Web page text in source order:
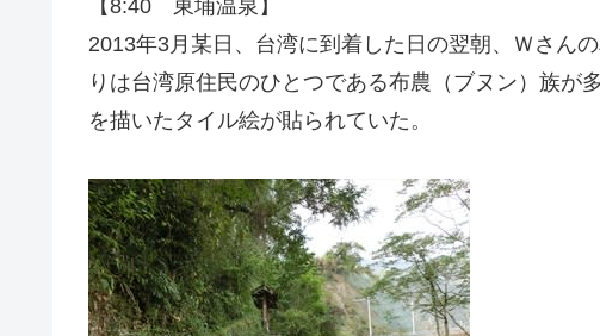
【8:40 東埔温泉】
2013年3月某日、台湾に到着した日の翌朝、Ｗさん
りは台湾原住民のひとつである布農（ブヌン）族が
を描いたタイル絵が貼られていた。